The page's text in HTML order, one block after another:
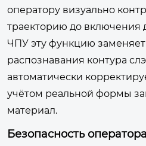
оператору визуально
траекторию до включения
ЧПУ эту функцию
распознавания контура
автоматически
учётом реальной формы
материал.
Безопасность оператора